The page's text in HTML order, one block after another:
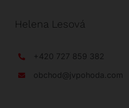
Helena Lesová
+420 727 859 382
obchod@jvpohoda.com